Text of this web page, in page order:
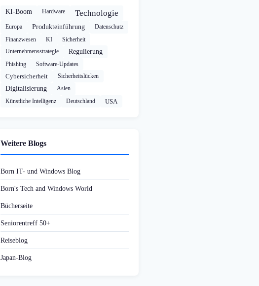
KI-Boom Hardware Technologie
Europa Produkteinführung
Datenschutz
Finanzwesen
KI
Sicherheit
Unternehmensstrategie
Regulierung
Phishing Software-Updates
Cybersicherheit Sicherheitslücken
Digitalisierung
Asien
Künstliche Intelligenz
Deutschland USA
Weitere Blogs
Born IT- und Windows Blog
Born's Tech and Windows World
Bücherseite
Seniorentreff 50+
Reiseblog
Japan-Blog